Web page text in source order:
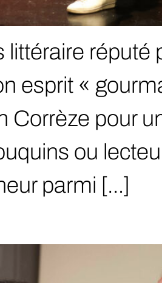
réputé
esprit «
Corrèze pour
ou
parmi […]